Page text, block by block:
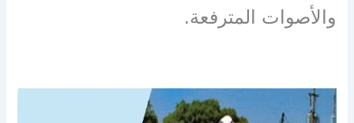
والأصوات المترفعة.